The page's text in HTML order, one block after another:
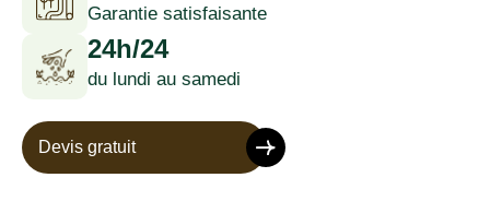
Garantie satisfaisante
24h/24
du lundi au samedi
Devis gratuit